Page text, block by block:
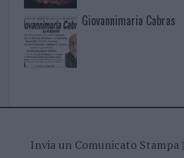
Giovannimaria Cabras
Invia un Comunicato Stampa|